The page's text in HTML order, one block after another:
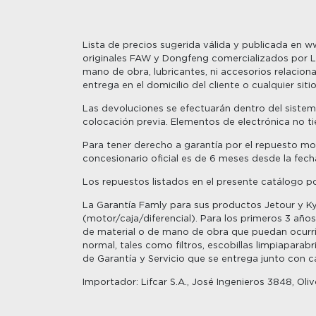
Lista de precios sugerida válida y publicada en
originales FAW y Dongfeng comercializados por
mano de obra, lubricantes, ni accesorios
entrega en el domicilio del cliente o cualquier
Las devoluciones se efectuarán dentro del
colocación previa. Elementos de electrónica no
Para tener derecho a garantía por el repuesto
concesionario oficial es de 6 meses desde la
Los repuestos listados en el presente catálogo
La Garantía Famly para sus productos Jetour y
(motor/caja/diferencial). Para los primeros 3
de material o de mano de obra que puedan
normal, tales como filtros, escobillas
de Garantía y Servicio que se entrega junto con
Importador: Lifcar S.A., José Ingenieros 3848,